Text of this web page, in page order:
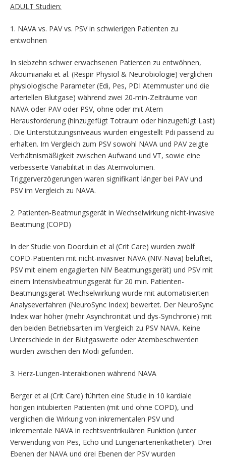
ADULT Studien:
1. NAVA vs. PAV vs. PSV in schwierigen Patienten zu
entwöhnen
In siebzehn schwer erwachsenen Patienten zu entwöhnen,
Akoumianaki et al. (Respir Physiol & Neurobiologie) verglichen
physiologische Parameter (Edi, Pes, PDI Atemmuster und die
arteriellen Blutgase) während zwei 20-min-Zeiträume von
NAVA oder PAV oder PSV, ohne oder mit Atem
Herausforderung (hinzugefügt Totraum oder hinzugefügt Last)
. Die Unterstützungsniveaus wurden eingestellt Pdi passend zu
erhalten. Im Vergleich zum PSV sowohl NAVA und PAV zeigte
Verhältnismäßigkeit zwischen Aufwand und VT, sowie eine
verbesserte Variabilität in das Atemvolumen.
Triggerverzögerungen waren signifikant länger bei PAV und
PSV im Vergleich zu NAVA.
2. Patienten-Beatmungsgerät in Wechselwirkung nicht-invasive
Beatmung (COPD)
In der Studie von Doorduin et al (Crit Care) wurden zwölf
COPD-Patienten mit nicht-invasiver NAVA (NIV-Nava) belüftet,
PSV mit einem engagierten NIV Beatmungsgerät) und PSV mit
einem Intensivbeatmungsgerät für 20 min. Patienten-
Beatmungsgerät-Wechselwirkung wurde mit automatisierten
Analyseverfahren (NeuroSync Index) bewertet. Der NeuroSync
Index war höher (mehr Asynchronität und dys-Synchronie) mit
den beiden Betriebsarten im Vergleich zu PSV NAVA. Keine
Unterschiede in der Blutgaswerte oder Atembeschwerden
wurden zwischen den Modi gefunden.
3. Herz-Lungen-Interaktionen während NAVA
Berger et al (Crit Care) führten eine Studie in 10 kardiale
hörigen intubierten Patienten (mit und ohne COPD), und
verglichen die Wirkung von inkrementalen PSV und
inkrementale NAVA in rechtsventrikulären Funktion (unter
Verwendung von Pes, Echo und Lungenarterienkatheter). Drei
Ebenen der NAVA und drei Ebenen der PSV wurden